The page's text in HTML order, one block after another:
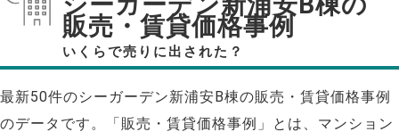
販売・賃貸価格事例
いくらで売りに出された？
最新50件のシーガーデン新浦安B棟の販売・賃貸価格事例
のデータです。「販売・賃貸価格事例」とは、マンション